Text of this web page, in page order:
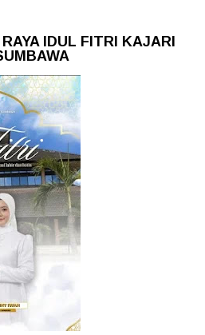
IDUL FITRI KAJARI